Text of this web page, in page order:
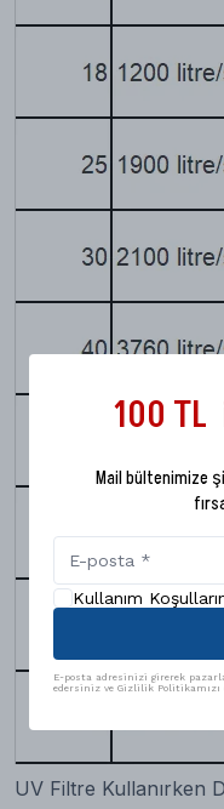
UV Filtre Kullanırken
100
Mail bültenimize
Kullanım
E-posta adresinizi girerek
edersiniz ve Gizlilik